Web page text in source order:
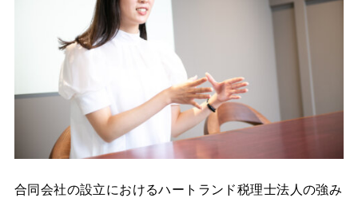
合同会社の設立におけるハートランド税理士法人の強み